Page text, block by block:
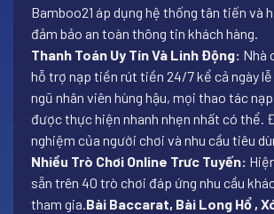
Bamboo21 áp dụng hệ thống tân tiến và
đảm bảo an toàn thông tin khách hàng.
Thanh Toán Uy Tín Và Linh Động: Nhà
hỗ trợ nạp tiền rút tiền 24/7 kể cả ngày
ngũ nhân viên hùng hậu, mọi thao tác
được thực hiện nhanh nhẹn nhất có thể.
nghiệm của người chơi và nhu cầu tiêu
Nhiều Trò Chơi Online Trưc Tuyến:
sẵn trên 40 trò chơi đáp ứng nhu cầu
tham gia.Bài Baccarat, Bài Long Hổ ,